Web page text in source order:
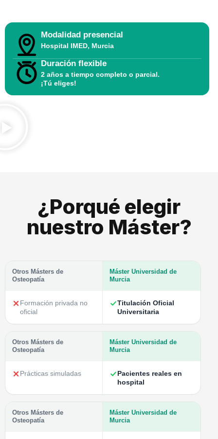
Modalidad presencial
Hospital IMED, Murcia
Duración flexible
2 años a tiempo completo o parcial.
¡Tú eliges!
¿Porqué elegir
nuestro Máster?
Otros Másters de
Osteopatía
Máster Universidad de
Murcia
Formación privada no
oficial
Titulación Oficial
Universitaria
Otros Másters de
Osteopatía
Máster Universidad de
Murcia
Prácticas simuladas
Pacientes reales en
hospital
Otros Másters de
Osteopatía
Máster Universidad de
Murcia